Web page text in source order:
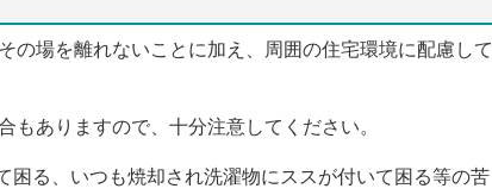
の場を離れないことに加え、周囲の住宅環境に配慮して
ありますので、十分注意してください。
る、いつも焼却され洗濯物にススが付いて困る等の苦